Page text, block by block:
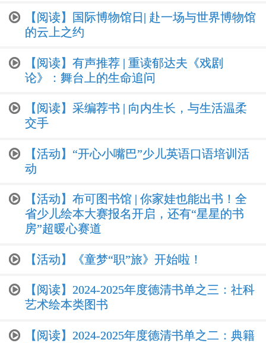
【阅读】国际博物馆日| 赴一场与世界博物馆
的云上之约
【阅读】有声推荐 | 重读郁达夫《戏剧
论》：舞台上的生命追问
【阅读】采编荐书 | 向内生长，与生活温柔
交手
【活动】“开心小嘴巴”少儿英语口语培训活
动
【活动】布可图书馆 | 你家娃也能出书！全
省少儿绘本大赛报名开启，还有“星星的书
房”超暖心赛道
【活动】《童梦“职”旅》开始啦！
【阅读】2024-2025年度德清书单之三：社科
艺术绘本类图书
【阅读】2024-2025年度德清书单之二：典籍